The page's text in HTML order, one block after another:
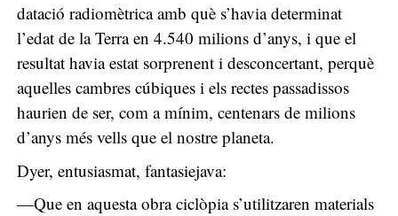
datació radiomètrica amb què s’havia determinat
l’edat de la Terra en 4.540 milions d’anys, i que el
resultat havia estat sorprenent i desconcertant, perquè
aquelles cambres cúbiques i els rectes passadissos
haurien de ser, com a mínim, centenars de milions
d’anys més vells que el nostre planeta.
Dyer, entusiasmat, fantasiejava:
—Que en aquesta obra ciclòpia s’utilitzaren materials